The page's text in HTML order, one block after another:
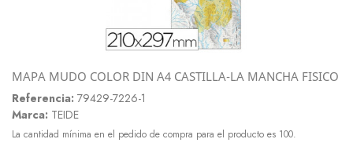
MAPA MUDO COLOR DIN A4 CASTILLA-LA MANCHA FISICO
Referencia: 79429-7226-1
Marca: TEIDE
La cantidad mínima en el pedido de compra para el producto es 100.